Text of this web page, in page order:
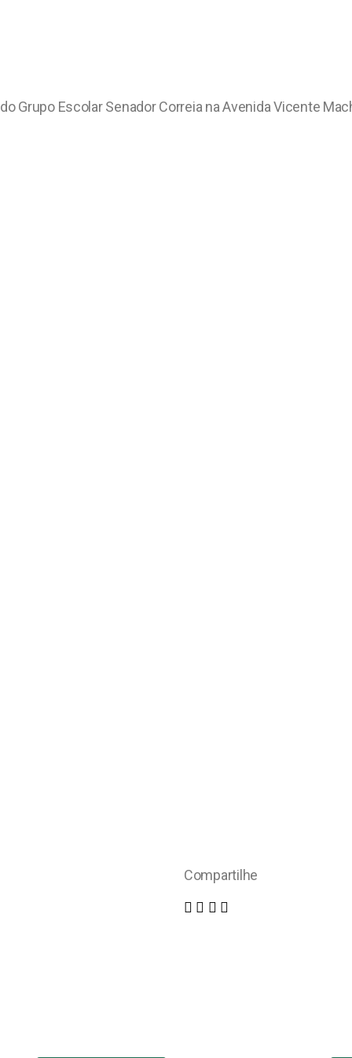
Grupo Escolar Senador Correia na Avenida Vicente
Compartilhe